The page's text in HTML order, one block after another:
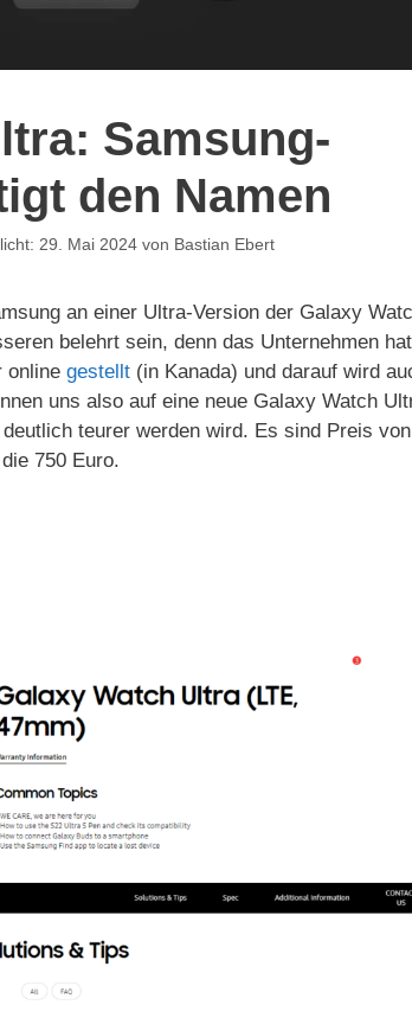
Samsung-
den Namen
29. Mai 2024 von Bastian Ebert
an einer Ultra-Version der Galaxy
belehrt sein, denn das Unternehmen
online gestellt (in Kanada) und darauf wird
uns also auf eine neue Galaxy Watch
teurer werden wird. Es sind Preis
750 Euro.